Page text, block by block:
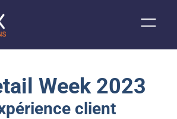
Week 2023
client